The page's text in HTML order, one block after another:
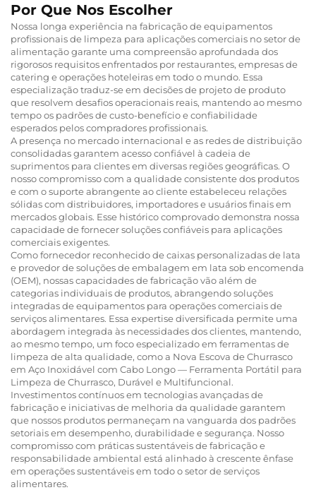
Por Que Nos Escolher
Nossa longa experiência na fabricação de equipamentos
profissionais de limpeza para aplicações comerciais no setor de
alimentação garante uma compreensão aprofundada dos
rigorosos requisitos enfrentados por restaurantes, empresas de
catering e operações hoteleiras em todo o mundo. Essa
especialização traduz-se em decisões de projeto de produto
que resolvem desafios operacionais reais, mantendo ao mesmo
tempo os padrões de custo-benefício e confiabilidade
esperados pelos compradores profissionais.
A presença no mercado internacional e as redes de distribuição
consolidadas garantem acesso confiável à cadeia de
suprimentos para clientes em diversas regiões geográficas. O
nosso compromisso com a qualidade consistente dos produtos
e com o suporte abrangente ao cliente estabeleceu relações
sólidas com distribuidores, importadores e usuários finais em
mercados globais. Esse histórico comprovado demonstra nossa
capacidade de fornecer soluções confiáveis para aplicações
comerciais exigentes.
Como fornecedor reconhecido de caixas personalizadas de lata
e provedor de soluções de embalagem em lata sob encomenda
(OEM), nossas capacidades de fabricação vão além de
categorias individuais de produtos, abrangendo soluções
integradas de equipamentos para operações comerciais de
serviços alimentares. Essa expertise diversificada permite uma
abordagem integrada às necessidades dos clientes, mantendo,
ao mesmo tempo, um foco especializado em ferramentas de
limpeza de alta qualidade, como a Nova Escova de Churrasco
em Aço Inoxidável com Cabo Longo — Ferramenta Portátil para
Limpeza de Churrasco, Durável e Multifuncional.
Investimentos contínuos em tecnologias avançadas de
fabricação e iniciativas de melhoria da qualidade garantem
que nossos produtos permaneçam na vanguarda dos padrões
setoriais em desempenho, durabilidade e segurança. Nosso
compromisso com práticas sustentáveis de fabricação e
responsabilidade ambiental está alinhado à crescente ênfase
em operações sustentáveis em todo o setor de serviços
alimentares.